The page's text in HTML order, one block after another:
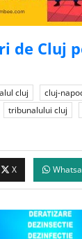
de Cluj
cluj cluj-
tribunalului cluj
X